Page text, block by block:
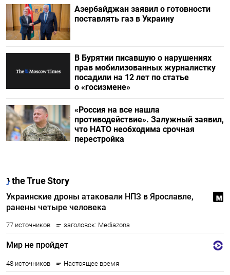
Азербайджан заявил о готовности
поставлять газ в Украину
В Бурятии писавшую о нарушениях
прав мобилизованных журналистку
посадили на 12 лет по статье
о «госизмене»
«Россия на все нашла
противодействие». Залужный заявил,
что НАТО необходима срочная
перестройка